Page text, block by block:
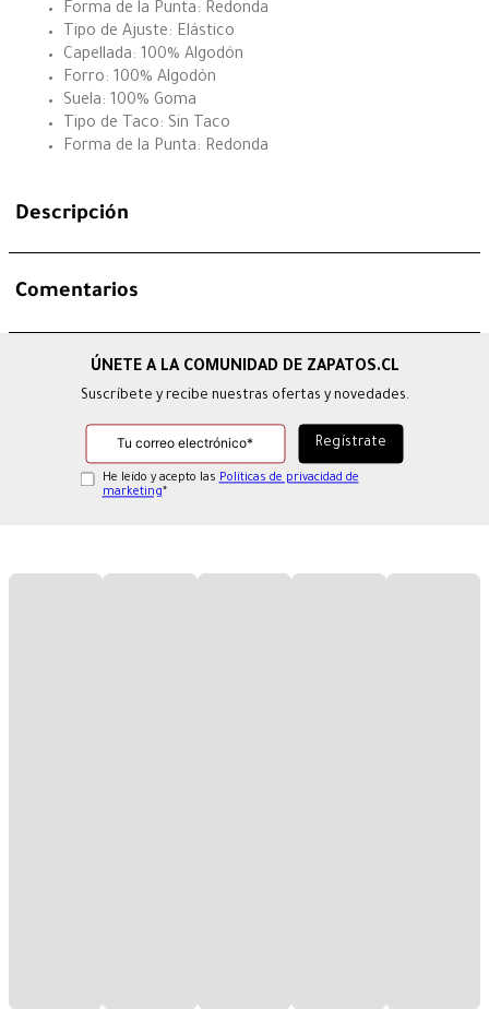
Forma de la Punta: Redonda
Tipo de Ajuste: Elástico
Capellada: 100% Algodón
Forro: 100% Algodón
Suela: 100% Goma
Tipo de Taco: Sin Taco
Forma de la Punta: Redonda
Descripción
Comentarios
Suscríbete y recibe nuestras ofertas y novedades.
He leído y acepto las Políticas de privacidad de
marketing*